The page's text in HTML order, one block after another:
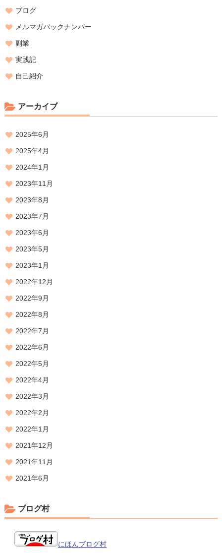
ブログ
メルマガバックナンバー
副業
実践記
自己紹介
アーカイブ
2025年6月
2025年4月
2024年1月
2023年11月
2023年8月
2023年7月
2023年6月
2023年5月
2023年1月
2022年12月
2022年9月
2022年8月
2022年7月
2022年6月
2022年5月
2022年4月
2022年3月
2022年2月
2022年1月
2021年12月
2021年11月
2021年6月
ブログ村
にほんブログ村